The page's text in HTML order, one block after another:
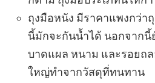
ถุงมือหนัง มีราคาแพงกว่
นี้มักจะกันน้ำได้ นอกจากนี้
บาดแผล หนาม และรอยถ
ใหญ่ทำจากวัสดุที่ทนทาน